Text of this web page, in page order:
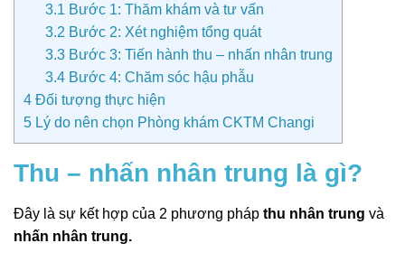
3.1 Bước 1: Thăm khám và tư vấn
3.2 Bước 2: Xét nghiệm tổng quát
3.3 Bước 3: Tiến hành thu – nhấn nhân trung
3.4 Bước 4: Chăm sóc hậu phẫu
4 Đối tượng thực hiện
5 Lý do nên chọn Phòng khám CKTM Changi
Thu – nhấn nhân trung là gì?
Đây là sự kết hợp của 2 phương pháp thu nhân trung và
nhấn nhân trung.